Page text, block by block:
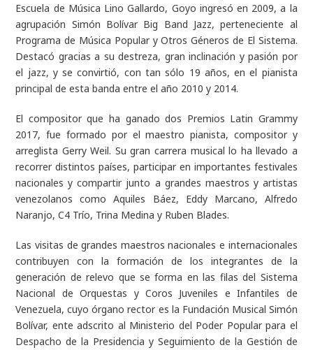
Escuela de Música Lino Gallardo, Goyo ingresó en 2009, a la
agrupación Simón Bolívar Big Band Jazz, perteneciente al
Programa de Música Popular y Otros Géneros de El Sistema.
Destacó gracias a su destreza, gran inclinación y pasión por
el jazz, y se convirtió, con tan sólo 19 años, en el pianista
principal de esta banda entre el año 2010 y 2014.
El compositor que ha ganado dos Premios Latin Grammy
2017, fue formado por el maestro pianista, compositor y
arreglista Gerry Weil. Su gran carrera musical lo ha llevado a
recorrer distintos países, participar en importantes festivales
nacionales y compartir junto a grandes maestros y artistas
venezolanos como Aquiles Báez, Eddy Marcano, Alfredo
Naranjo, C4 Trío, Trina Medina y Ruben Blades.
Las visitas de grandes maestros nacionales e internacionales
contribuyen con la formación de los integrantes de la
generación de relevo que se forma en las filas del Sistema
Nacional de Orquestas y Coros Juveniles e Infantiles de
Venezuela, cuyo órgano rector es la Fundación Musical Simón
Bolívar, ente adscrito al Ministerio del Poder Popular para el
Despacho de la Presidencia y Seguimiento de la Gestión de